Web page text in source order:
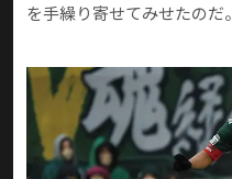
を手繰り寄せてみせたのだ。